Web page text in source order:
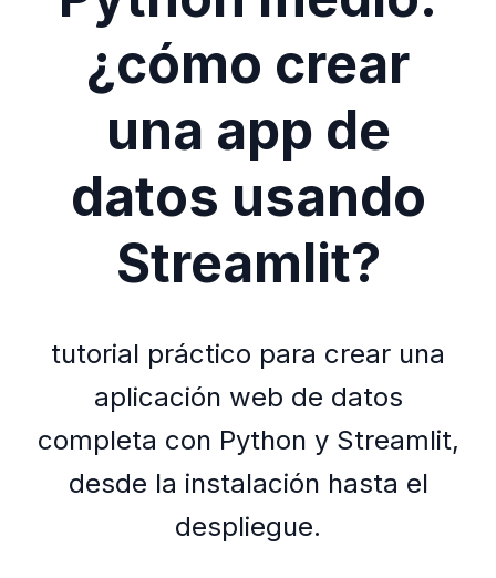
¿cómo crear
una app de
datos usando
Streamlit?
tutorial práctico para crear una
aplicación web de datos
completa con Python y Streamlit,
desde la instalación hasta el
despliegue.